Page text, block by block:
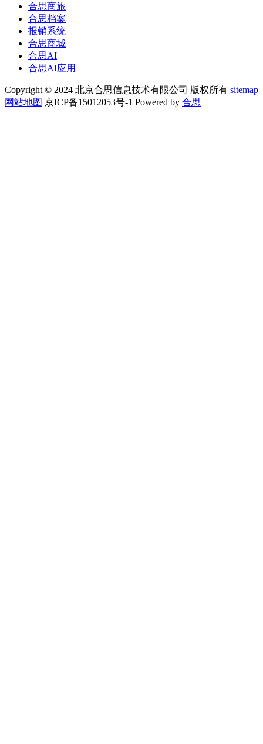
合思商旅
合思档案
报销系统
合思商城
合思AI
合思AI应用
Copyright © 2024 北京合思信息技术有限公司 版权所有 sitemap
网站地图 京ICP备15012053号-1 Powered by 合思